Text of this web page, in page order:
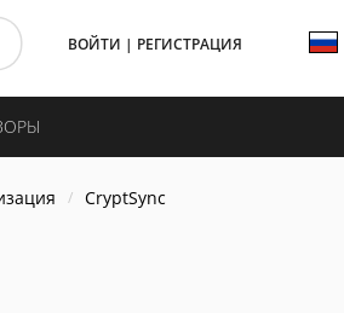
ВОЙТИ | РЕГИСТРАЦИЯ
CryptSync